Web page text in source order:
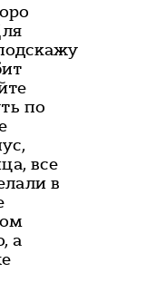
по
все
в
а